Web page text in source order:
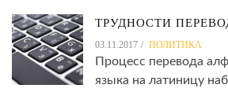
ТРУДНОСТИ
03.11.2017 ПОЛИТИКА
Процесс перевода
языка на латиницу